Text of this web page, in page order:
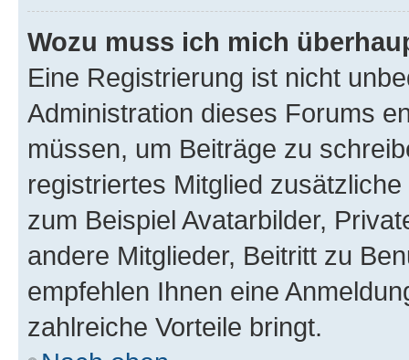
Wozu muss ich mich
Eine Registrierung ist nicht
Administration dieses Forums
müssen, um Beiträge zu
registriertes Mitglied
zum Beispiel Avatarbilder,
andere Mitglieder, Beitritt zu
empfehlen Ihnen eine
zahlreiche Vorteile bringt.